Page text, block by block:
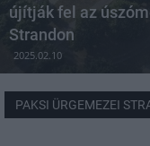
újítják fel az
Strandon
2025.02.10
PAKSI ÜRGEMEZEI